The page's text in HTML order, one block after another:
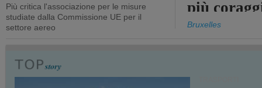
Più critica l'associazione per le misure
studiate dalla Commissione UE per il
settore aereo
più
Bruxelles